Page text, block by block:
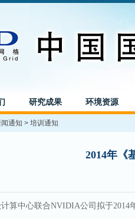
研究成果 环境资源
闻通知 > 培训通知
2014年《
算中心联合NVIDIA公司拟于2014